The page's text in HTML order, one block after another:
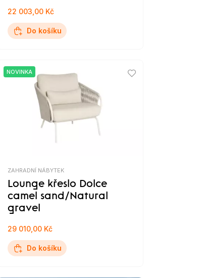
22 003,00 Kč
Do košíku
NOVINKA
ZAHRADNÍ NÁBYTEK
Lounge křeslo Dolce
camel sand/Natural
gravel
29 010,00 Kč
Do košíku